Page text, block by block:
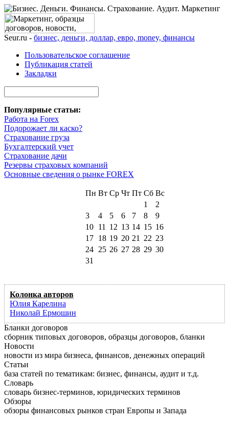
Seur.ru - бизнес, деньги, доллар, евро, money, финансы
Пользовательское соглашение
Публикация статей
Закладки
Популярные статьи:
Работа на Forex
Подорожает ли каско?
Страхование груза
Бухгалтерский учет
Страхование дачи
Резервы страховых компаний
Основные сведения о рынке FOREX
Пн Вт Ср Чт Пт Сб Вс
1
2
3
4 5 6 7 8
9
10
11 12 13 14 15 16
17
18 19 20 21 22 23
24
25 26 27 28 29 30
31
Колонка авторов
Юлия Карелина
Николай Ермошин
Бланки договоров
сборник типовых договоров, образцы договоров, бланки
Новости
новости из мира бизнеса, финансов, денежных операций
Статьи
база статей по тематикам: бизнес, финансы, аудит и т.д.
Словарь
словарь бизнес-терминов, юридических терминов
Обзоры
обзоры финансовых рынков стран Европы и Запада